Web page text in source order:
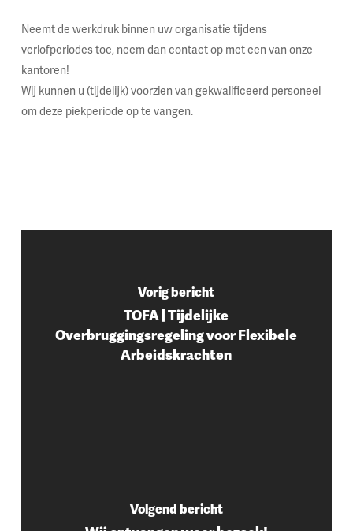
Neemt de werkdruk binnen uw organisatie tijdens
verlofperiodes toe, neem dan contact op met een van onze
kantoren!
Wij kunnen u (tijdelijk) voorzien van gekwalificeerd personeel
om deze piekperiode op te vangen.
Vorig bericht
TOFA | Tijdelijke
Overbruggingsregeling voor Flexibele
Arbeidskrachten
Volgend bericht